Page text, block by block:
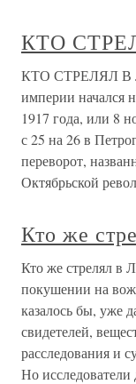
КТО
КТО СТРЕЛЯЛ В
империи начался
1917 года, или 8
с 25 на 26 в
переворот,
Октябрьской
Кто же
Кто же стрелял в
покушении на
казалось бы, уже
свидетелей,
расследования и
Но исследователи